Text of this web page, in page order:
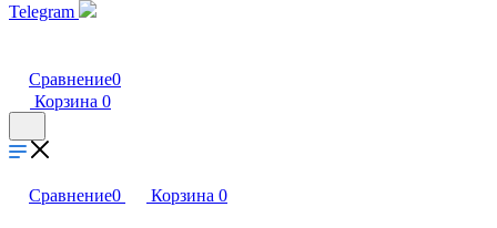
Telegram
Сравнение0
Корзина 0
Сравнение0 Корзина 0